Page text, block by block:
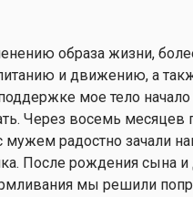
образа жизни,
и движению, а
мое тело начало
Через восемь месяцев
радостно зачали
После рождения сына и
мы решили